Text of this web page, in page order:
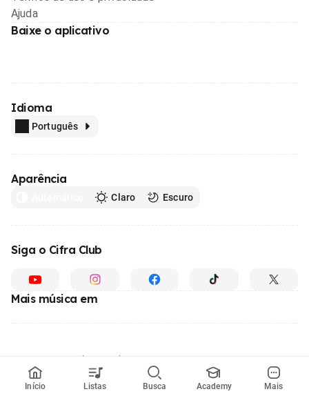
Início Listas Busca Academy Mais
Ajuda
Baixe o aplicativo
Idioma
Português
Aparência
Claro Escuro
Siga o Cifra Club
Mais música em
© 1996 - 2026, o maior site de ensino de música do Brasil